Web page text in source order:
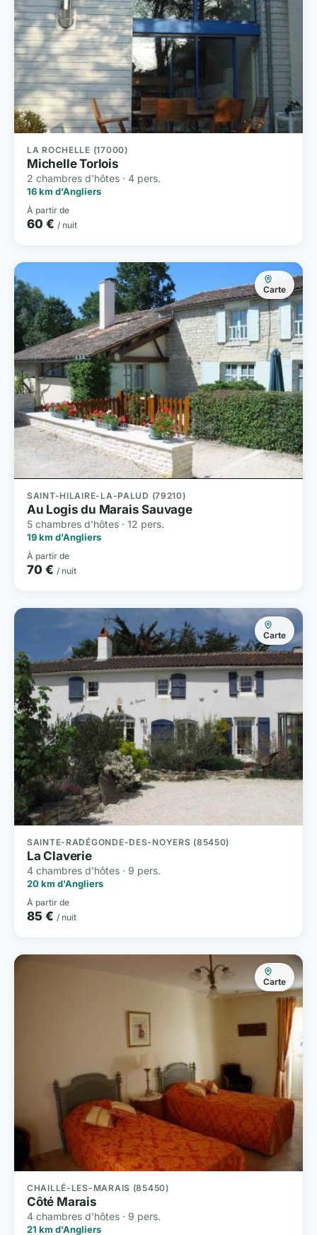
LA ROCHELLE (17000)
Michelle Torlois
2 chambres d'hôtes · 4 pers.
16 km d'Angliers
À partir de
60 € / nuit
Carte
SAINT-HILAIRE-LA-PALUD (79210)
Au Logis du Marais Sauvage
5 chambres d'hôtes · 12 pers.
19 km d'Angliers
À partir de
70 € / nuit
Carte
SAINTE-RADÉGONDE-DES-NOYERS (85450)
La Claverie
4 chambres d'hôtes · 9 pers.
20 km d'Angliers
À partir de
85 € / nuit
Carte
CHAILLÉ-LES-MARAIS (85450)
Côté Marais
4 chambres d'hôtes · 9 pers.
21 km d'Angliers